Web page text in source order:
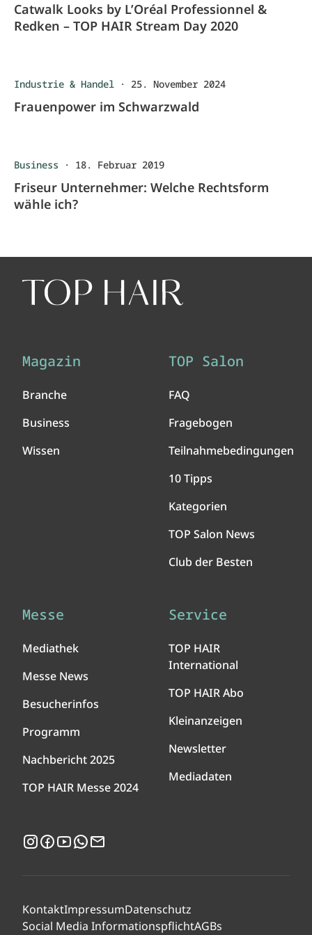
Catwalk Looks by L’Oréal Professionnel &
Redken – TOP HAIR Stream Day 2020
Industrie & Handel · 25. November 2024
Frauenpower im Schwarzwald
Business · 18. Februar 2019
Friseur Unternehmer: Welche Rechtsform
wähle ich?
Magazin
Branche
Business
Wissen
TOP Salon
FAQ
Fragebogen
Teilnahmebedingungen
10 Tipps
Kategorien
TOP Salon News
Club der Besten
Messe
Mediathek
Messe News
Besucherinfos
Programm
Nachbericht 2025
TOP HAIR Messe 2024
Service
TOP HAIR
International
TOP HAIR Abo
Kleinanzeigen
Newsletter
Mediadaten
Instagram
Facebook
YouTubeWhatsApp
KontaktImpressumDatenschutz
Social Media InformationspflichtAGBs